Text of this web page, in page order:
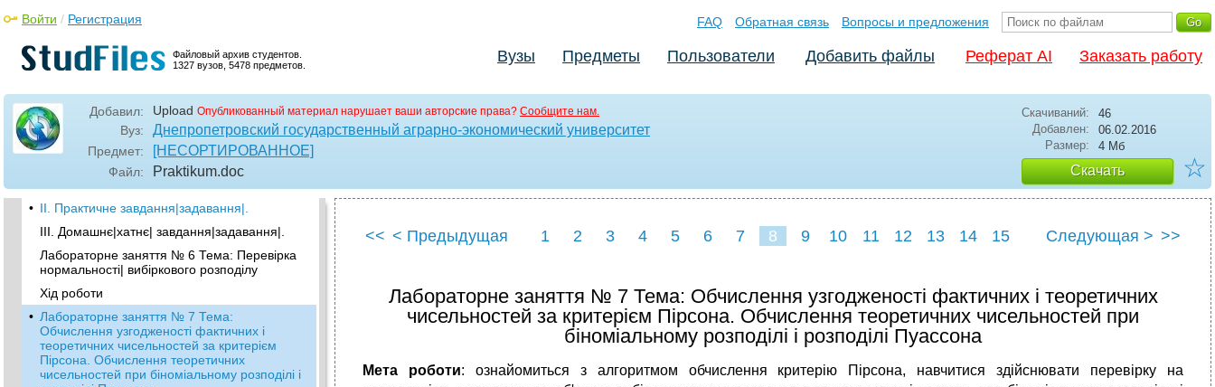
Файловый архив студентов.
1327 вузов, 5478 предметов.
Войти / Регистрация FAQ Обратная связь Вопросы и предложения
Вузы Предметы Пользователи Добавить файлы Реферат AI Заказать работу
Добавил: Upload Опубликованный материал нарушает ваши авторские права? Сообщите нам.
Вуз: Днепропетровский государственный аграрно-экономический университет
Предмет: [НЕСОРТИРОВАННОЕ]
Файл: Praktikum.doc
Скачиваний:
46
Добавлен:
06.02.2016
Размер:
4 Мб
Скачать ☆
Лабораторне заняття № 3–4 Тема:
показників для згрупованих і незгрупованих
2. Обчислення|підрахунок| середньої
арифметичної у великих вибірках.
• 3. Обчислення|підрахунок| середньої
• II. Практичне завдання|задавання|.
III. Домашнє|хатнє| завдання|задавання|.
Лабораторне заняття № 6 Тема: Перевірка
нормальності| вибіркового розподілу
Хід роботи
• Лабораторне заняття № 7 Тема:
Обчислення узгодженості фактичних і
теоретичних чисельностей за критерієм
Пірсона. Обчислення теоретичних
чисельностей при біноміальному розподілі і
<< < Предыдущая 1 2 3 4 5 6 7 8 9 10 11 12 13 14
15
Следующая > >>
Лабораторне заняття № 7 Тема: Обчислення узгодженості фактичних і теоретичних
чисельностей за критерієм Пірсона. Обчислення теоретичних чисельностей при
біноміальному розподілі і розподілі Пуассона
Мета роботи: ознайомиться з алгоритмом обчислення критерію Пірсона, навчитися здійснювати перевірку на